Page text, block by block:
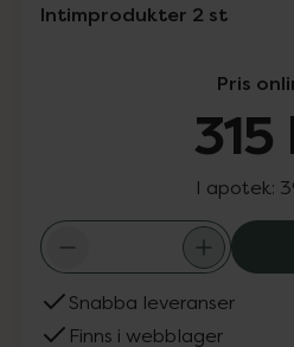
Intimprodukter 2 st
Pris
I apotek:
Snabba leveranser
Finns i webblager